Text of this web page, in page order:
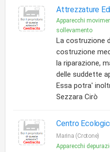
Attrezzature
Apparecchi
sollevamento
La costruzione
costruzione
la riparazione,
delle suddette
Essa potra'
Sezzara Cirò
Centro
Marina (Crotone)
Apparecchi